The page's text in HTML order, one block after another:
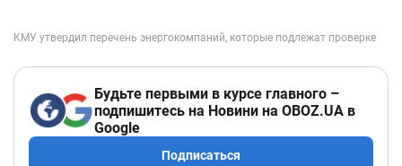
Будьте первыми в курсе главного –
подпишитесь на Новини на OBOZ.UA в
Google
Подписаться